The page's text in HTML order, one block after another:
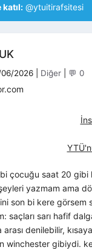
@ytuitirafsitesi
2026 Kategoriler
Diğer 💬 0
çocuğu saat 20 gibi
yazmam ama
son bi kere
saçları sarı hafif
arası denilebilir,
winchester gibiydi.